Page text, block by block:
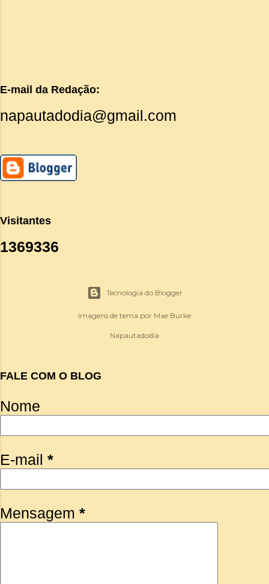
E-mail da Redação:
napautadodia@gmail.com
Visitantes
1369336
Tecnologia do Blogger
Imagens de tema por Mae Burke
Napautadodia
FALE COM O BLOG
Nome
E-mail *
Mensagem *